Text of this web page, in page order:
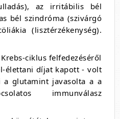
az irritábilis bél
bél szindróma (szivárgó
(lisztérzékenység).
ciklus felfedezéséről
élettani díjat kapott - volt
a glutamint javasolta a a
immunválasz